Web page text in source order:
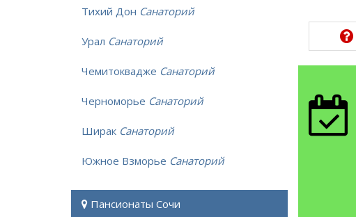
Тихий Дон Санаторий
Урал Санаторий
Чемитоквадже Санаторий
Черноморье Санаторий
Ширак Санаторий
Южное Взморье Санаторий
Пансионаты Сочи